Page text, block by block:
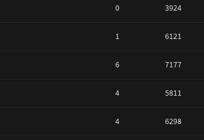
0 3924
1 6121
6 7177
4 5811
4 6298